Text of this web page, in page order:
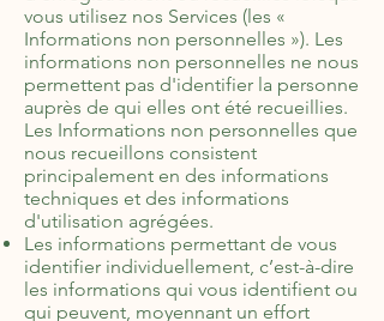
vous utilisez nos Services (les «
Informations non personnelles »). Les
informations non personnelles ne nous
permettent pas d'identifier la personne
auprès de qui elles ont été recueillies.
Les Informations non personnelles que
nous recueillons consistent
principalement en des informations
techniques et des informations
d'utilisation agrégées.
Les informations permettant de vous
identifier individuellement, c’est-à-dire
les informations qui vous identifient ou
qui peuvent, moyennant un effort